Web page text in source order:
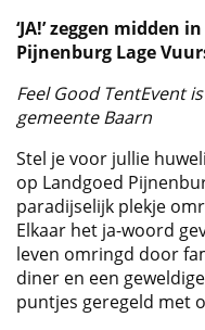
‘JA!’ zeggen midden
Pijnenburg Lage
Feel Good TentEvent
gemeente Baarn
Stel je voor jullie
op Landgoed
paradijselijk plekje
Elkaar het ja-woord
leven omringd door
diner en een
puntjes geregeld met